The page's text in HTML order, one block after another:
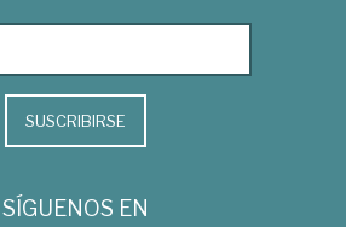
SUSCRIBIRSE
SÍGUENOS EN